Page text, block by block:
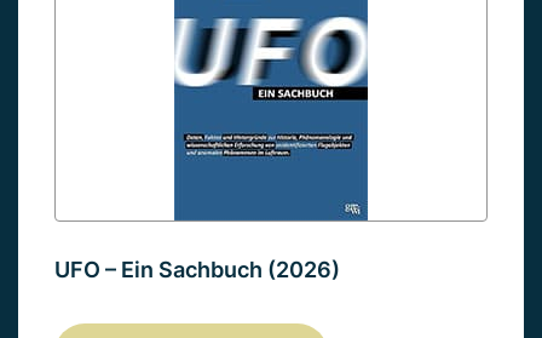
UFO – Ein Sachbuch (2026)